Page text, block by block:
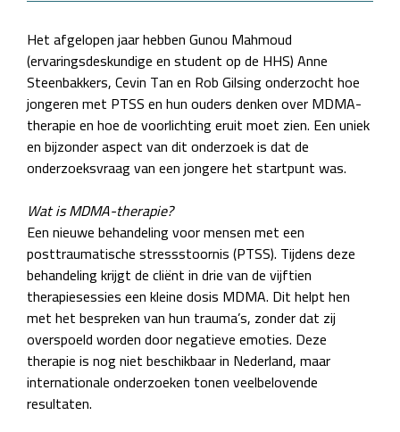
Het afgelopen jaar hebben Gunou Mahmoud
(ervaringsdeskundige en student op de HHS) Anne
Steenbakkers, Cevin Tan en Rob Gilsing onderzocht hoe
jongeren met PTSS en hun ouders denken over MDMA-
therapie en hoe de voorlichting eruit moet zien. Een uniek
en bijzonder aspect van dit onderzoek is dat de
onderzoeksvraag van een jongere het startpunt was.
Wat is MDMA-therapie?
Een nieuwe behandeling voor mensen met een
posttraumatische stressstoornis (PTSS). Tijdens deze
behandeling krijgt de cliënt in drie van de vijftien
therapiesessies een kleine dosis MDMA. Dit helpt hen
met het bespreken van hun trauma’s, zonder dat zij
overspoeld worden door negatieve emoties. Deze
therapie is nog niet beschikbaar in Nederland, maar
internationale onderzoeken tonen veelbelovende
resultaten.